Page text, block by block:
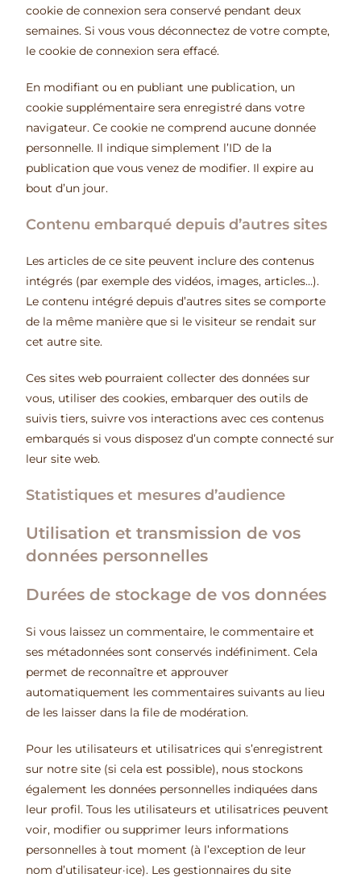
cookie de connexion sera conservé pendant deux
semaines. Si vous vous déconnectez de votre compte,
le cookie de connexion sera effacé.
En modifiant ou en publiant une publication, un
cookie supplémentaire sera enregistré dans votre
navigateur. Ce cookie ne comprend aucune donnée
personnelle. Il indique simplement l’ID de la
publication que vous venez de modifier. Il expire au
bout d’un jour.
Contenu embarqué depuis d’autres sites
Les articles de ce site peuvent inclure des contenus
intégrés (par exemple des vidéos, images, articles…).
Le contenu intégré depuis d’autres sites se comporte
de la même manière que si le visiteur se rendait sur
cet autre site.
Ces sites web pourraient collecter des données sur
vous, utiliser des cookies, embarquer des outils de
suivis tiers, suivre vos interactions avec ces contenus
embarqués si vous disposez d’un compte connecté sur
leur site web.
Statistiques et mesures d’audience
Utilisation et transmission de vos
données personnelles
Durées de stockage de vos données
Si vous laissez un commentaire, le commentaire et
ses métadonnées sont conservés indéfiniment. Cela
permet de reconnaître et approuver
automatiquement les commentaires suivants au lieu
de les laisser dans la file de modération.
Pour les utilisateurs et utilisatrices qui s’enregistrent
sur notre site (si cela est possible), nous stockons
également les données personnelles indiquées dans
leur profil. Tous les utilisateurs et utilisatrices peuvent
voir, modifier ou supprimer leurs informations
personnelles à tout moment (à l’exception de leur
nom d’utilisateur·ice). Les gestionnaires du site